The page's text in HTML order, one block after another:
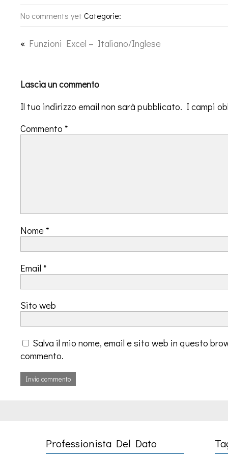
No comments yet Categorie:
« Funzioni Excel – Italiano/Inglese
Lascia un commento
Il tuo indirizzo email non sarà pubblicato. I campi
Commento *
Nome *
Email *
Sito web
Salva il mio nome, email e sito web in questo
commento.
Professionista Del Dato